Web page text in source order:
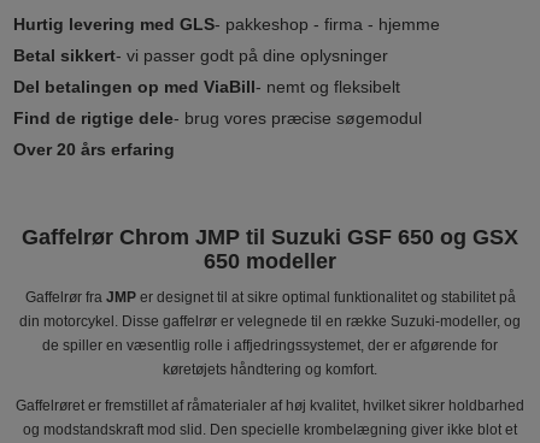
Hurtig levering med GLS- pakkeshop - firma - hjemme
Betal sikkert- vi passer godt på dine oplysninger
Del betalingen op med ViaBill- nemt og fleksibelt
Find de rigtige dele- brug vores præcise søgemodul
Over 20 års erfaring
Gaffelrør Chrom JMP til Suzuki GSF 650 og GSX
650 modeller
Gaffelrør fra JMPer designet til at sikre optimal funktionalitet og stabilitet på
din motorcykel. Disse gaffelrør er velegnede til en række Suzuki-modeller, og
de spiller en væsentlig rolle i affjedringssystemet, der er afgørende for
køretøjets håndtering og komfort.
Gaffelrøret er fremstillet af råmaterialer af høj kvalitet, hvilket sikrer holdbarhed
og modstandskraft mod slid. Den specielle krombelægning giver ikke blot et